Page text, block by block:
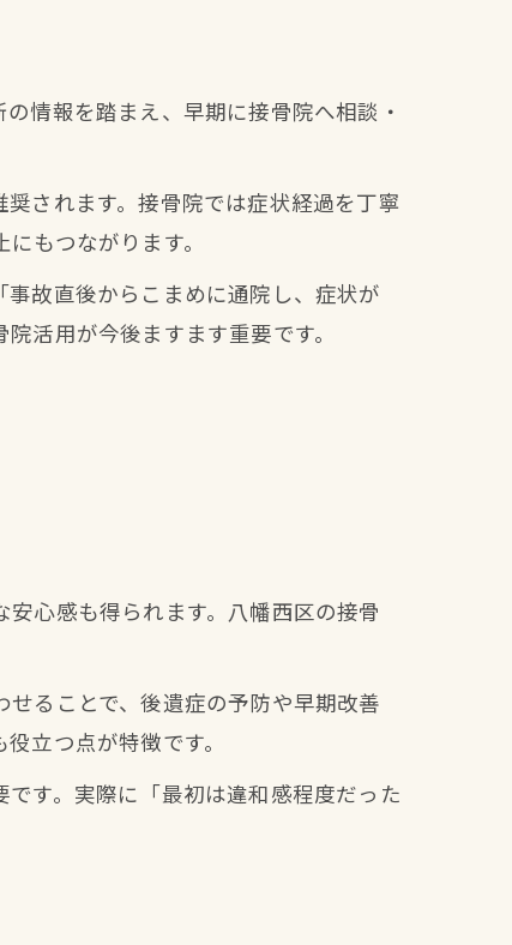
情報を踏まえ、早期に接骨院へ相談・
されます。接骨院では症状経過を丁寧
もつながります。
故直後からこまめに通院し、症状が
活用が今後ますます重要です。
心感も得られます。八幡西区の接骨
ることで、後遺症の予防や早期改善
立つ点が特徴です。
す。実際に「最初は違和感程度だった